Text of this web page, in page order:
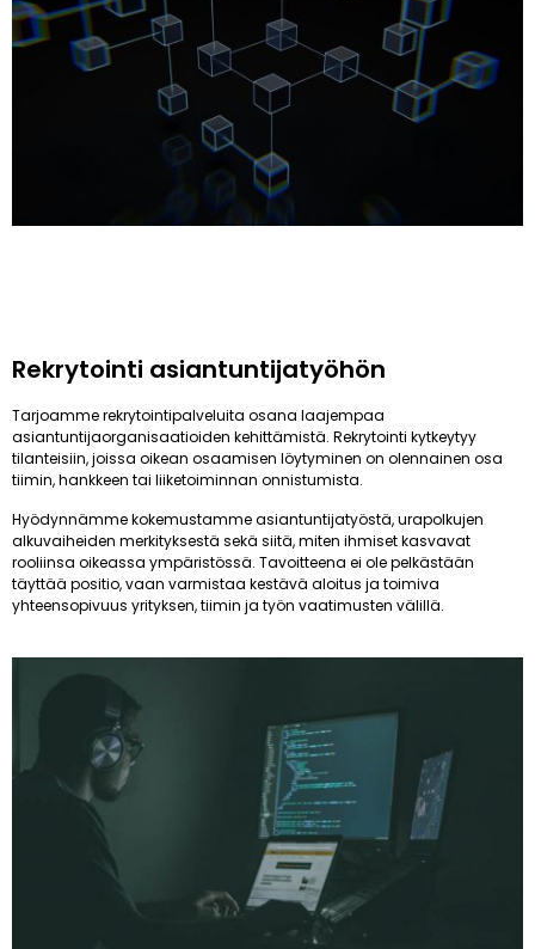
Rekrytointi asiantuntijatyöhön
Tarjoamme rekrytointipalveluita osana laajempaa
asiantuntijaorganisaatioiden kehittämistä. Rekrytointi kytkeytyy
tilanteisiin, joissa oikean osaamisen löytyminen on olennainen osa
tiimin, hankkeen tai liiketoiminnan onnistumista.
Hyödynnämme kokemustamme asiantuntijatyöstä, urapolkujen
alkuvaiheiden merkityksestä sekä siitä, miten ihmiset kasvavat
rooliinsa oikeassa ympäristössä. Tavoitteena ei ole pelkästään
täyttää positio, vaan varmistaa kestävä aloitus ja toimiva
yhteensopivuus yrityksen, tiimin ja työn vaatimusten välillä.